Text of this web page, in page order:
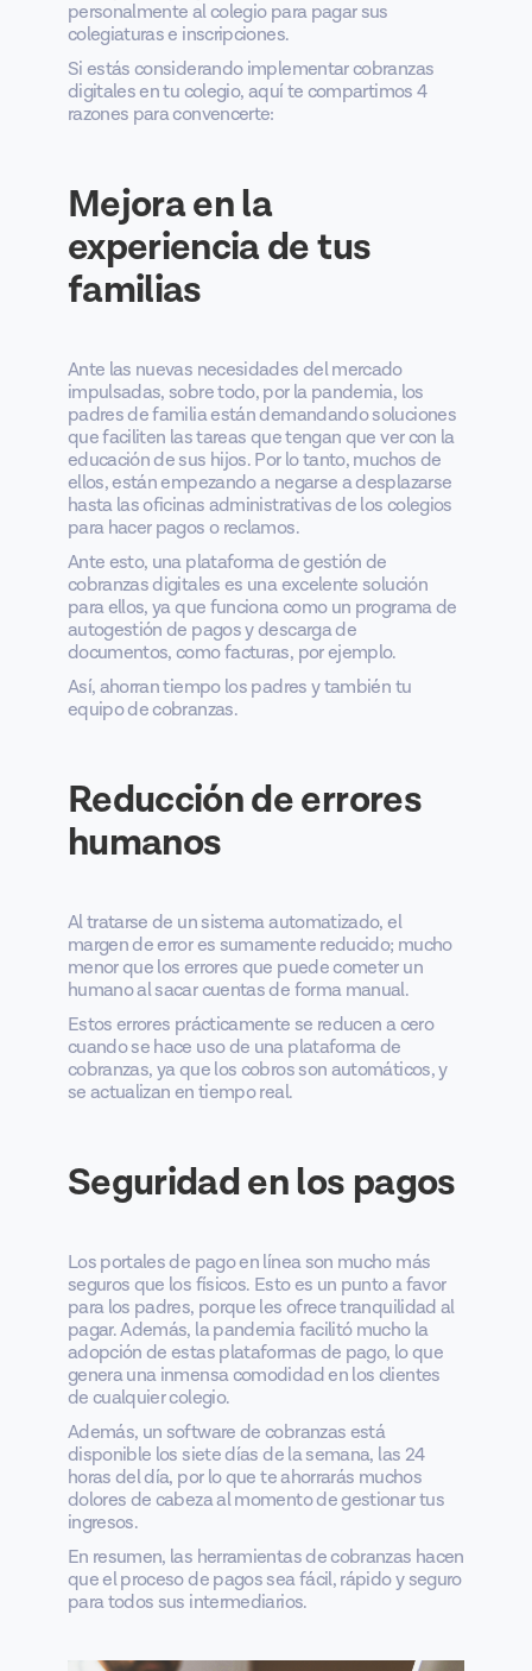
personalmente al colegio para pagar sus
colegiaturas e inscripciones.
Si estás considerando implementar cobranzas
digitales en tu colegio, aquí te compartimos 4
razones para convencerte:
Mejora en la
experiencia de tus
familias
Ante las nuevas necesidades del mercado
impulsadas, sobre todo, por la pandemia, los
padres de familia están demandando soluciones
que faciliten las tareas que tengan que ver con la
educación de sus hijos. Por lo tanto, muchos de
ellos, están empezando a negarse a desplazarse
hasta las oficinas administrativas de los colegios
para hacer pagos o reclamos.
Ante esto, una plataforma de gestión de
cobranzas digitales es una excelente solución
para ellos, ya que funciona como un programa de
autogestión de pagos y descarga de
documentos, como facturas, por ejemplo.
Así, ahorran tiempo los padres y también tu
equipo de cobranzas.
Reducción de errores
humanos
Al tratarse de un sistema automatizado, el
margen de error es sumamente reducido; mucho
menor que los errores que puede cometer un
humano al sacar cuentas de forma manual.
Estos errores prácticamente se reducen a cero
cuando se hace uso de una plataforma de
cobranzas, ya que los cobros son automáticos, y
se actualizan en tiempo real.
Seguridad en los pagos
Los portales de pago en línea son mucho más
seguros que los físicos. Esto es un punto a favor
para los padres, porque les ofrece tranquilidad al
pagar. Además, la pandemia facilitó mucho la
adopción de estas plataformas de pago, lo que
genera una inmensa comodidad en los clientes
de cualquier colegio.
Además, un software de cobranzas está
disponible los siete días de la semana, las 24
horas del día, por lo que te ahorrarás muchos
dolores de cabeza al momento de gestionar tus
ingresos.
En resumen, las herramientas de cobranzas hacen
que el proceso de pagos sea fácil, rápido y seguro
para todos sus intermediarios.